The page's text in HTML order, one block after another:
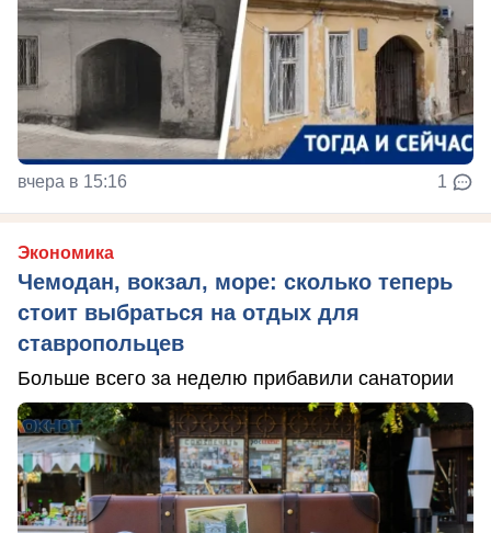
вчера в 15:16 1
Экономика
Чемодан, вокзал, море: сколько теперь
стоит выбраться на отдых для
ставропольцев
Больше всего за неделю прибавили санатории